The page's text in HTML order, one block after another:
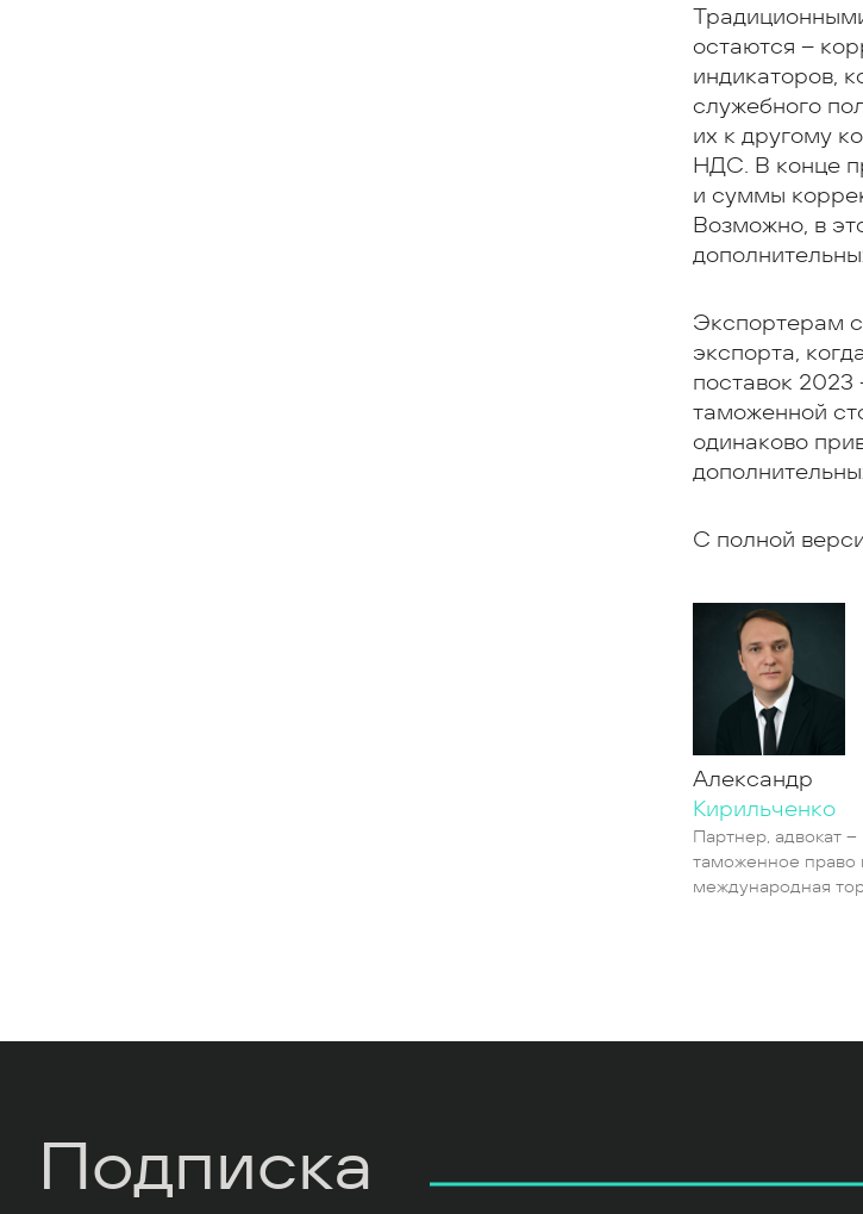
остаются –
индикаторов,
служебного
их к другому
НДС. В конце
и суммы
Возможно, в
Экспортерам
экспорта,
поставок 2023
таможенной
одинаково
С полной
Александр
Кирильченко
Партнер, адвокат –
таможенное право
международная
Подписка